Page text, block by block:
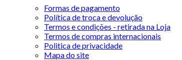
Formas de pagamento
Política de troca e devolução
Termos e condições - retirada na Loja
Termos de compras internacionais
Politica de privacidade
Mapa do site